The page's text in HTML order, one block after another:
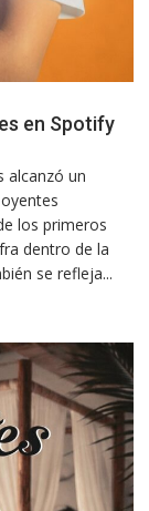
en Spotify
alcanzó un
los primeros
dentro de la
se refleja...